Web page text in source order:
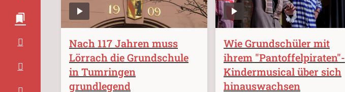
Nach 117 Jahren muss
Lörrach die Grundschule
in Tumringen
grundlegend
Wie Grundschüler mit
ihrem "Pantoffelpiraten"-
Kindermusical über sich
hinauswachsen